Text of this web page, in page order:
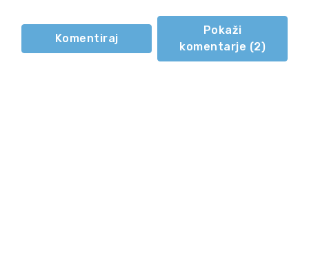
Komentiraj
Pokaži
komentarje (2)